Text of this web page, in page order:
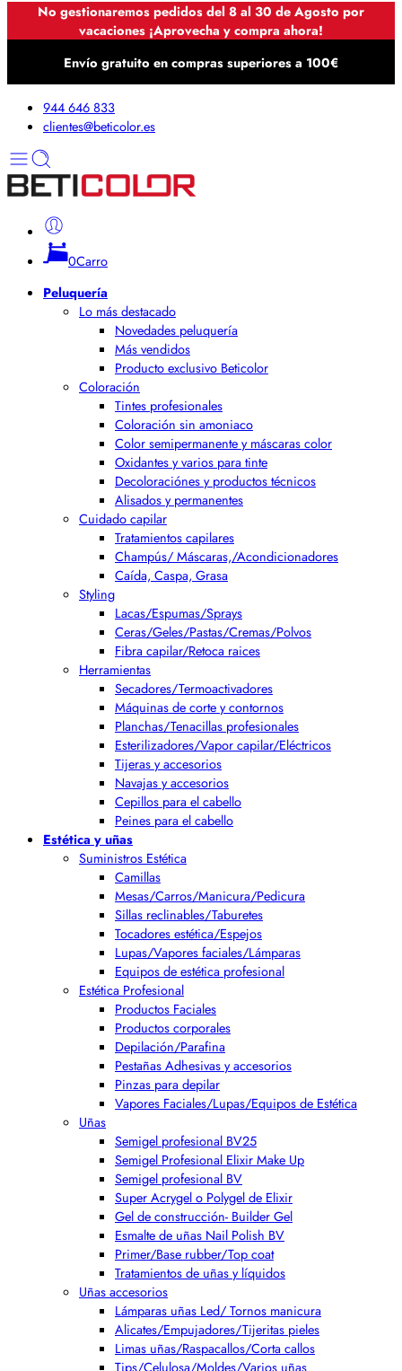
No gestionaremos pedidos del 8 al 30 de Agosto por
vacaciones ¡Aprovecha y compra ahora!
Envío gratuito en compras superiores a 100€
944 646 833
clientes@beticolor.es
0Carro
Peluquería
Lo más destacado
Novedades peluquería
Más vendidos
Producto exclusivo Beticolor
Coloración
Tintes profesionales
Coloración sin amoniaco
Color semipermanente y máscaras color
Oxidantes y varios para tinte
Decoloraciónes y productos técnicos
Alisados y permanentes
Cuidado capilar
Tratamientos capilares
Champús/ Máscaras,/Acondicionadores
Caída, Caspa, Grasa
Styling
Lacas/Espumas/Sprays
Ceras/Geles/Pastas/Cremas/Polvos
Fibra capilar/Retoca raices
Herramientas
Secadores/Termoactivadores
Máquinas de corte y contornos
Planchas/Tenacillas profesionales
Esterilizadores/Vapor capilar/Eléctricos
Tijeras y accesorios
Navajas y accesorios
Cepillos para el cabello
Peines para el cabello
Estética y uñas
Suministros Estética
Camillas
Mesas/Carros/Manicura/Pedicura
Sillas reclinables/Taburetes
Tocadores estética/Espejos
Lupas/Vapores faciales/Lámparas
Equipos de estética profesional
Estética Profesional
Productos Faciales
Productos corporales
Depilación/Parafina
Pestañas Adhesivas y accesorios
Pinzas para depilar
Vapores Faciales/Lupas/Equipos de Estética
Uñas
Semigel profesional BV25
Semigel Profesional Elixir Make Up
Semigel profesional BV
Super Acrygel o Polygel de Elixir
Gel de construcción- Builder Gel
Esmalte de uñas Nail Polish BV
Primer/Base rubber/Top coat
Tratamientos de uñas y líquidos
Uñas accesorios
Lámparas uñas Led/ Tornos manicura
Alicates/Empujadores/Tijeritas pieles
Limas uñas/Raspacallos/Corta callos
Tips/Celulosa/Moldes/Varios uñas